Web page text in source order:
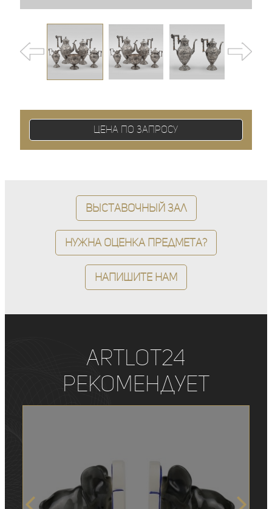
Цена по запросу
Выставочный зал
Нужна оценка предмета?
Напишите нам
ArtLot24
рекомендует